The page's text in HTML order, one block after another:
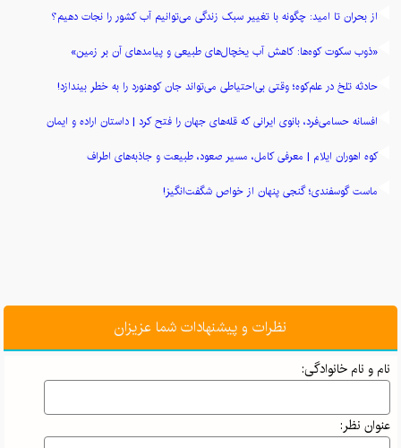
از بحران تا امید: چگونه با تغییر سبک زندگی می‌توانیم آب کشور را نجات دهیم؟
«ذوب سکوت کوه‌ها: کاهش آب یخچال‌های طبیعی و پیامدهای آن بر زمین»
حادثه تلخ در علم‌کوه؛ وقتی بی‌احتیاطی می‌تواند جان کوهنورد را به خطر بیندازد!
افسانه حسامی‌فرد، بانوی ایرانی که قله‌های جهان را فتح کرد | داستان اراده و ایمان
کوه اهوران ایلام | معرفی کامل، مسیر صعود، طبیعت و جاذبه‌های اطراف
ماست گوسفندی؛ گنجی پنهان از خواص شگفت‌انگیز!
نظرات و پیشنهادات شما عزیزان
نام و نام خانوادگی:
عنوان نظر: